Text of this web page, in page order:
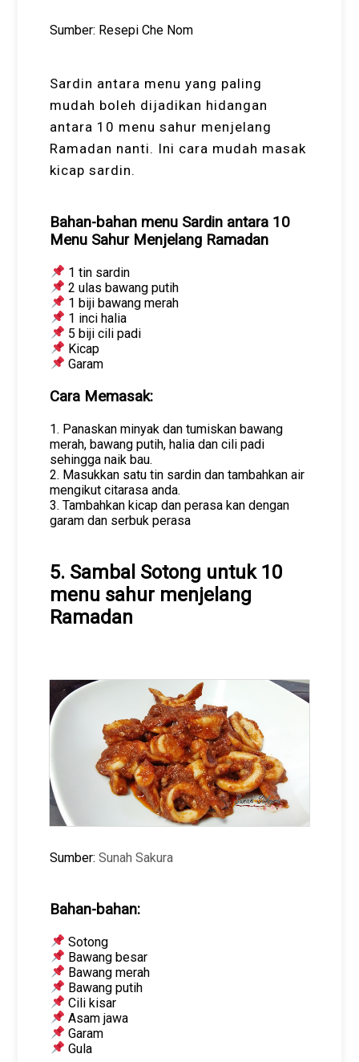
Sumber: Resepi Che Nom
Sardin antara menu yang paling
mudah boleh dijadikan hidangan
antara 10 menu sahur menjelang
Ramadan nanti. Ini cara mudah masak
kicap sardin.
Bahan-bahan menu Sardin antara 10
Menu Sahur Menjelang Ramadan
1 tin sardin
2 ulas bawang putih
1 biji bawang merah
1 inci halia
5 biji cili padi
Kicap
Garam
Cara Memasak:
1. Panaskan minyak dan tumiskan bawang
merah, bawang putih, halia dan cili padi
sehingga naik bau.
2. Masukkan satu tin sardin dan tambahkan air
mengikut citarasa anda.
3. Tambahkan kicap dan perasa kan dengan
garam dan serbuk perasa
5. Sambal Sotong untuk 10
menu sahur menjelang
Ramadan
Sumber:Sunah Sakura
Bahan-bahan:
Sotong
Bawang besar
Bawang merah
Bawang putih
Cili kisar
Asam jawa
Garam
Gula